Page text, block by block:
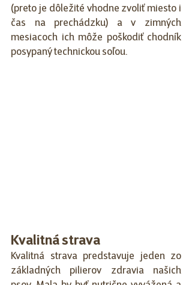
(preto je dôležité vhodne zvoliť miesto i
čas na prechádzku) a v zimných
mesiacoch ich môže poškodiť chodník
posypaný technickou soľou.
Kvalitná strava
Kvalitná strava predstavuje jeden zo
základných pilierov zdravia našich